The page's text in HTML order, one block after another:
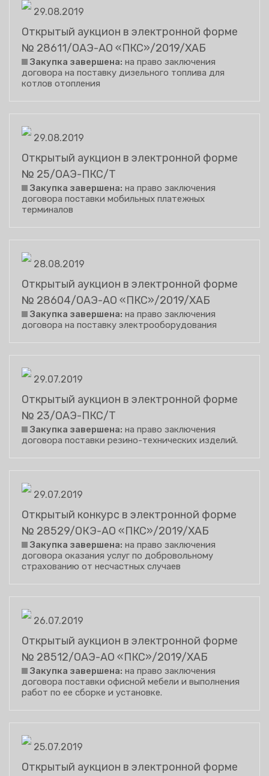
29.08.2019
Открытый аукцион в электронной форме
№ 28611/ОАЭ-АО «ПКС»/2019/ХАБ
Закупка завершена: на право заключения
договора на поставку дизельного топлива для
котлов отопления
29.08.2019
Открытый аукцион в электронной форме
№ 25/ОАЭ-ПКС/Т
Закупка завершена: на право заключения
договора поставки мобильных платежных
терминалов
28.08.2019
Открытый аукцион в электронной форме
№ 28604/ОАЭ-АО «ПКС»/2019/ХАБ
Закупка завершена: на право заключения
договора на поставку электрооборудования
29.07.2019
Открытый аукцион в электронной форме
№ 23/ОАЭ-ПКС/Т
Закупка завершена: на право заключения
договора поставки резино-технических изделий.
29.07.2019
Открытый конкурс в электронной форме
№ 28529/ОКЭ-АО «ПКС»/2019/ХАБ
Закупка завершена: на право заключения
договора оказания услуг по добровольному
страхованию от несчастных случаев
26.07.2019
Открытый аукцион в электронной форме
№ 28512/ОАЭ-АО «ПКС»/2019/ХАБ
Закупка завершена: на право заключения
договора поставки офисной мебели и выполнения
работ по ее сборке и установке.
25.07.2019
Открытый аукцион в электронной форме